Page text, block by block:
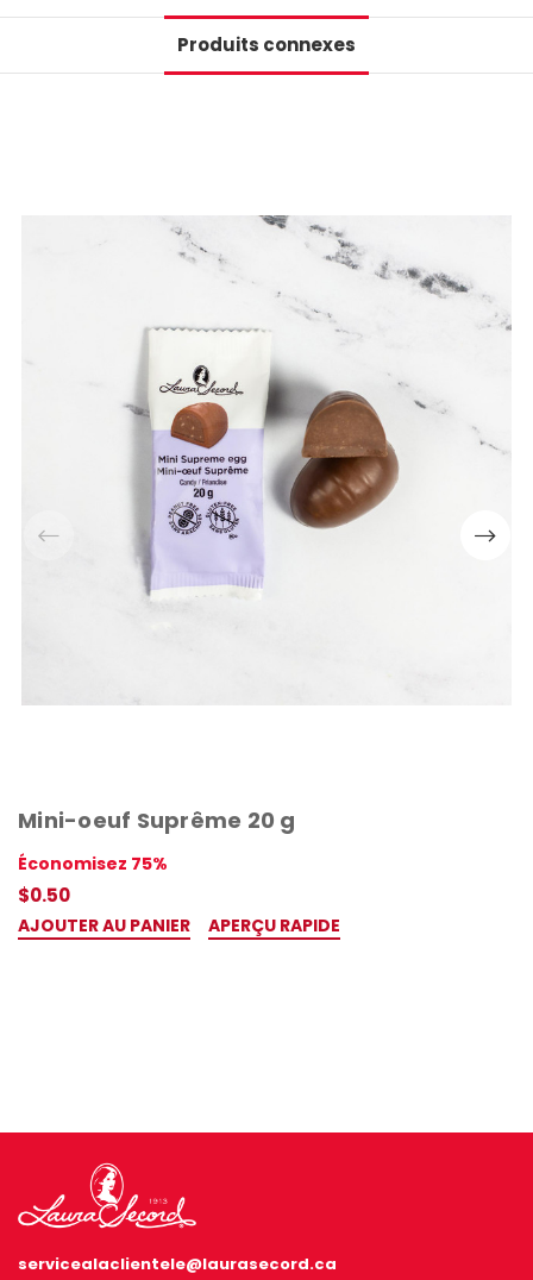
Produits connexes
Mini-oeuf Suprême 20 g
Économisez 75%
$0.50
AJOUTER AU PANIER APERÇU RAPIDE
servicealaclientele@laurasecord.ca